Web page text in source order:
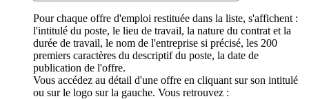
Pour chaque offre d'emploi restituée dans la liste, s'affichent :
l'intitulé du poste, le lieu de travail, la nature du contrat et la
durée de travail, le nom de l'entreprise si précisé, les 200
premiers caractères du descriptif du poste, la date de
publication de l'offre.
Vous accédez au détail d'une offre en cliquant sur son intitulé
ou sur le logo sur la gauche. Vous retrouvez :